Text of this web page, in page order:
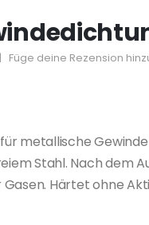
| Füge deine Rezension
metallische
Stahl. Nach dem
Härtet ohne